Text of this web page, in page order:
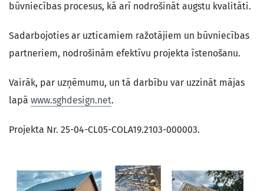
būvniecības procesus, kā arī nodrošināt augstu kvalitāti.
Sadarbojoties ar uzticamiem ražotājiem un būvniecības
partneriem, nodrošinām efektīvu projekta īstenošanu.
Vairāk, par uzņēmumu, un tā darbību var uzzināt mājas
lapā www.sghdesign.net.
Projekta Nr. 25-04-CL05-COLA19.2103-000003.